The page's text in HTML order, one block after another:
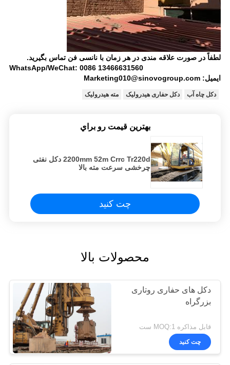
لطفاً در صورت علاقه مندی در هر زمان با نانسی فن تماس بگیرید.
WhatsApp/WeChat: 0086 13466631560
ایمیل: Marketing010@sinovogroup.com
دکل چاه آب دکل حفاری هیدرولیک مته هیدرولیک
بهترين قيمت رو براي
2200mm 52m Crrc Tr220d دکل نفتی
چرخشی سرعت مته بالا
چت کنید
محصولات بالا
دکل های حفاری روتاری
بزرگراه
قابل مذاکره MOQ:1 ست
چت کنید